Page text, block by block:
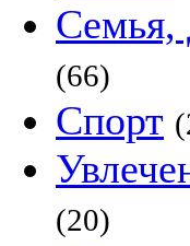
(66)
Спорт
(20)